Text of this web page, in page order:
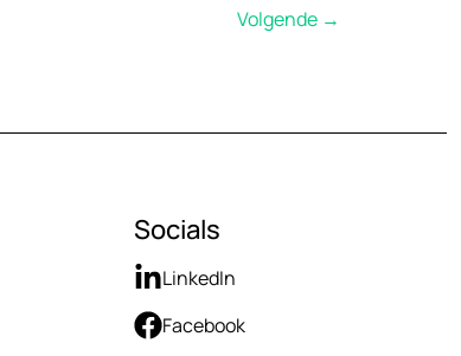
Volgende →
Socials
LinkedIn
Facebook